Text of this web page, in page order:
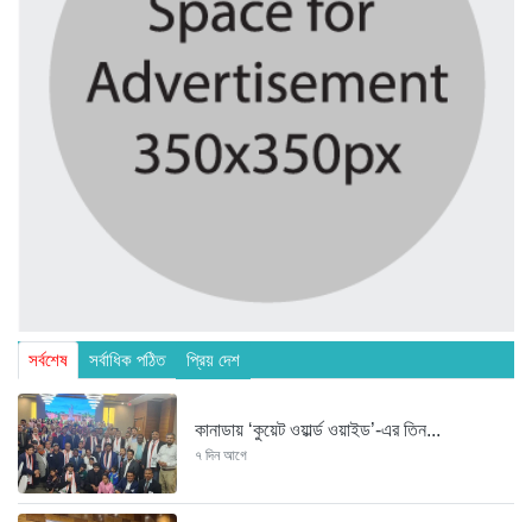
সর্বশেষ সর্বাধিক পঠিত প্রিয় দেশ
কানাডায় ‘কুয়েট ওয়ার্ল্ড ওয়াইড’-এর তিন...
৭ দিন আগে